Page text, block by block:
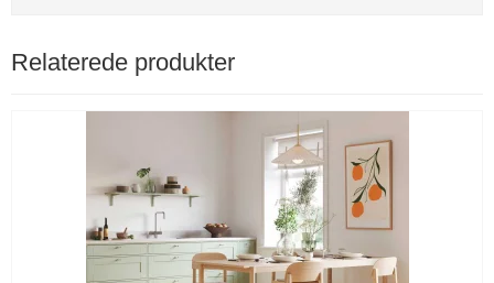
Relaterede produkter